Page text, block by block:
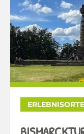
ERLEBNISORTE